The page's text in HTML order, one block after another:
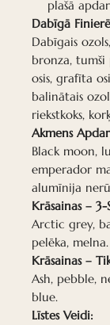
plašā
Dabīgā
Dabīgais
bronza, tumši
osis, grafīta
balinātais
riekstkoks,
Akmens
Black moon,
emperador
alumīnija
Krāsainas –
Arctic grey,
pelēka, melna.
Krāsainas –
Ash, pebble,
blue.
Līstes Veidi: